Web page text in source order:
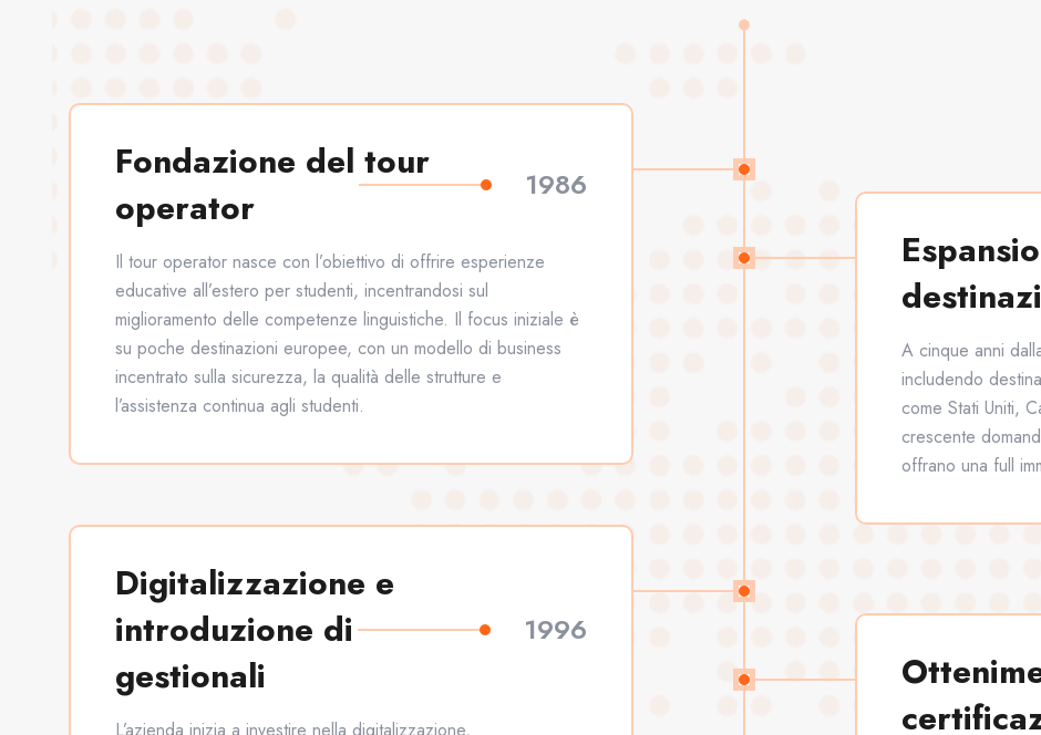
Fondazione del tour
operator
1986
Il tour operator nasce con l’obiettivo di offrire esperienze
educative all’estero per studenti, incentrandosi sul
miglioramento delle competenze linguistiche. Il focus iniziale è
su poche destinazioni europee, con un modello di business
incentrato sulla sicurezza, la qualità delle strutture e
l’assistenza continua agli studenti.
A cinque anni
includendo
come Stati Uniti,
crescente
offrano una full
Digitalizzazione e
introduzione di
gestionali
1996